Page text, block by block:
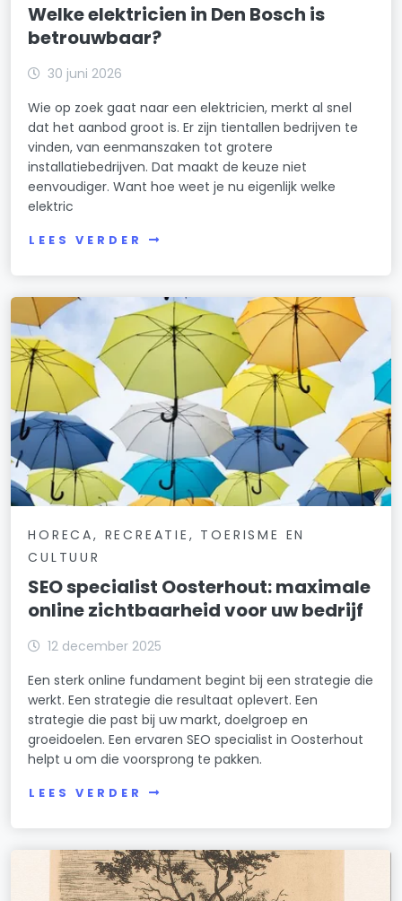
Welke elektricien in Den Bosch is
betrouwbaar?
30 juni 2026
Wie op zoek gaat naar een elektricien, merkt al snel
dat het aanbod groot is. Er zijn tientallen bedrijven te
vinden, van eenmanszaken tot grotere
installatiebedrijven. Dat maakt de keuze niet
eenvoudiger. Want hoe weet je nu eigenlijk welke
elektric
LEES VERDER
HORECA, RECREATIE, TOERISME EN
CULTUUR
SEO specialist Oosterhout: maximale
online zichtbaarheid voor uw bedrijf
12 december 2025
Een sterk online fundament begint bij een strategie die
werkt. Een strategie die resultaat oplevert. Een
strategie die past bij uw markt, doelgroep en
groeidoelen. Een ervaren SEO specialist in Oosterhout
helpt u om die voorsprong te pakken.
LEES VERDER